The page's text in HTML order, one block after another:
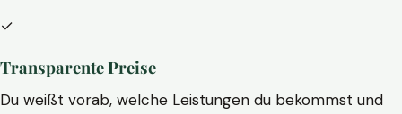
✓
Transparente Preise
Du weißt vorab, welche Leistungen du bekommst und